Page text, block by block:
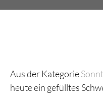
Aus der Kategorie
heute ein gefülltes